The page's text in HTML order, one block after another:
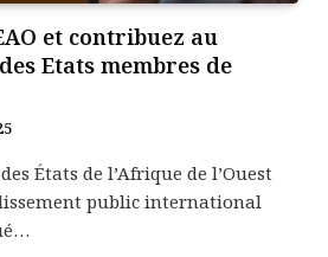
et contribuez au
Etats membres de
États de l’Afrique de l’Ouest
public international